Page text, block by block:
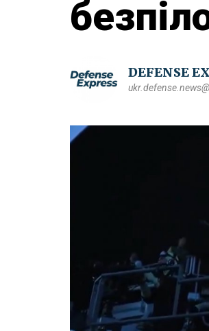
DEFENSE